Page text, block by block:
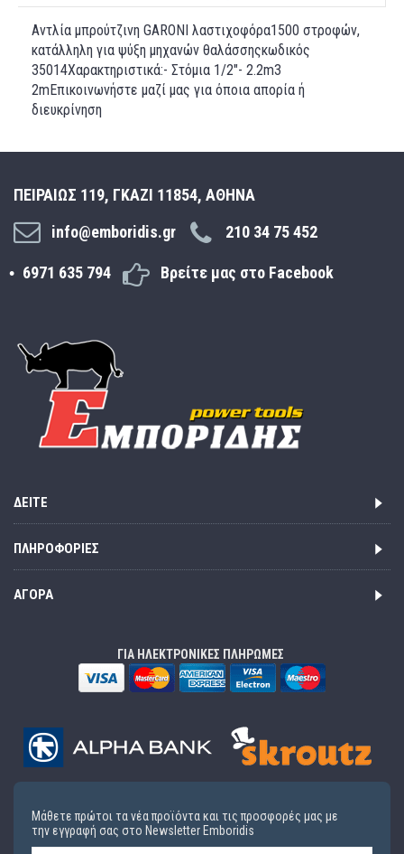
Αντλία μπρούτζινη GARONI λαστιχοφόρα1500 στροφών,
κατάλληλη για ψύξη μηχανών θαλάσσηςκωδικός
35014Χαρακτηριστικά:- Στόμια 1/2"- 2.2m3
2mΕπικοινωνήστε μαζί μας για όποια απορία ή
διευκρίνηση
ΠΕΙΡΑΙΩΣ 119, ΓΚΑΖΙ 11854, ΑΘΗΝΑ
info@emboridis.gr
210 34 75 452
6971 635 794 Βρείτε μας στο Facebook
ΔΕΊΤΕ
ΠΛΗΡΟΦΟΡΊΕΣ
ΑΓΟΡΆ
ΓΙΑ ΗΛΕΚΤΡΟΝΙΚΕΣ ΠΛΗΡΩΜΕΣ
Μάθετε πρώτοι τα νέα προϊόντα και τις προσφορές μας με
την εγγραφή σας στο Newsletter Emboridis